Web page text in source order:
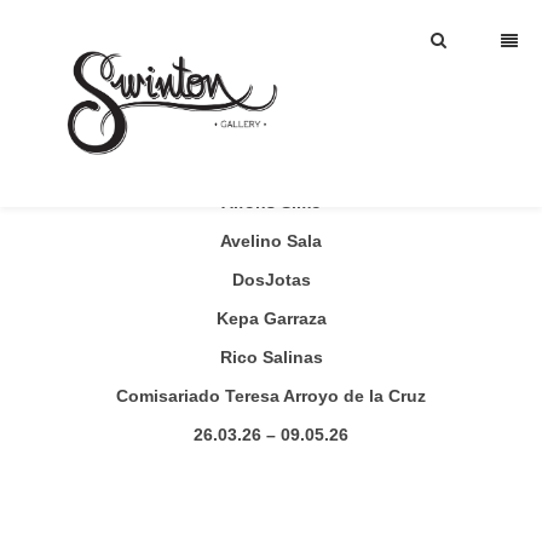
FALSA SEGURIDAD
Avelino Sala
DosJotas
Kepa Garraza
Rico Salinas
Comisariado Teresa Arroyo de la Cruz
26.03.26 – 09.05.26